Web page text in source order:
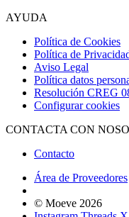
AYUDA
Política de Cookies
Política de
Aviso Legal
Política datos
Resolución CREG
Configurar cookies
CONTACTA CON
Contacto
Área de Proveedores
© Moeve 2026